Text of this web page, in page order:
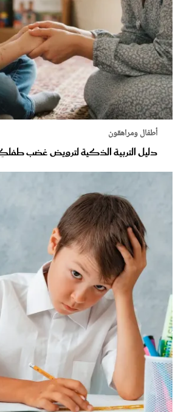
أطفال ومراهقون
دليل التربية الذكية لترويض غضب